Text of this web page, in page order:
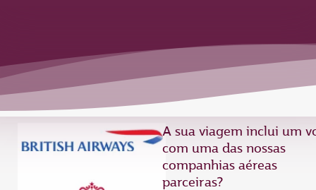
A sua viagem inclui um
com uma das nossas
companhias aéreas
parceiras?